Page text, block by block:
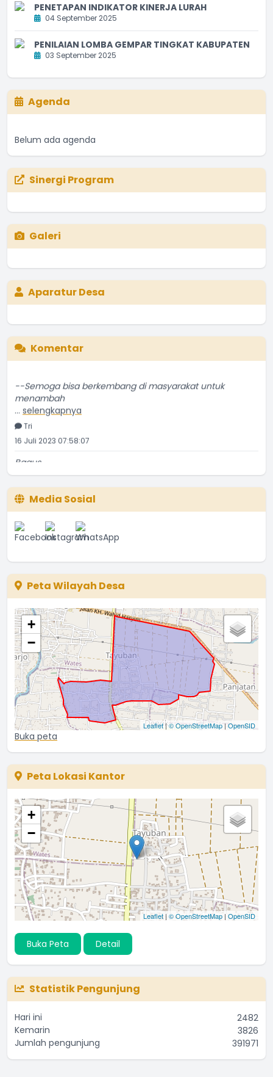
PENETAPAN INDIKATOR KINERJA LURAH
04 September 2025
PENILAIAN LOMBA GEMPAR TINGKAT KABUPATEN
03 September 2025
Agenda
Belum ada agenda
Sinergi Program
Galeri
Aparatur Desa
Komentar
menambah
...selengkapnya
22 Januari 2022 01:08:01
Bagus
...selengkapnya
08 Juni 2021 15:46:05
Media Sosial
Peta Wilayah Desa
+
−
Leaflet|© OpenStreetMap | OpenSID
Buka peta
Peta Lokasi Kantor
+
−
Leaflet | © OpenStreetMap | OpenSID
Buka Peta Detail
Statistik Pengunjung
Hari ini
2482
Kemarin
3826
Jumlah pengunjung
391971